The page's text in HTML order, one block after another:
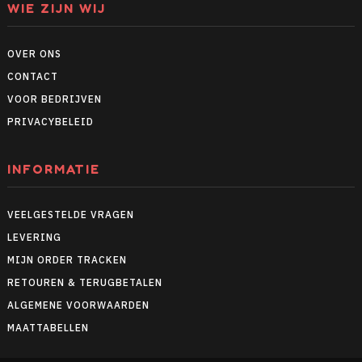
WIE ZIJN WIJ
OVER ONS
CONTACT
VOOR BEDRIJVEN
PRIVACYBELEID
INFORMATIE
VEELGESTELDE VRAGEN
LEVERING
MIJN ORDER TRACKEN
RETOUREN & TERUGBETALEN
ALGEMENE VOORWAARDEN
MAATTABELLEN